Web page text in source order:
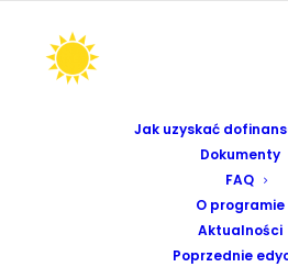
Jak uzyskać
Dokumenty
FAQ
O programie
Aktualności
Poprzednie